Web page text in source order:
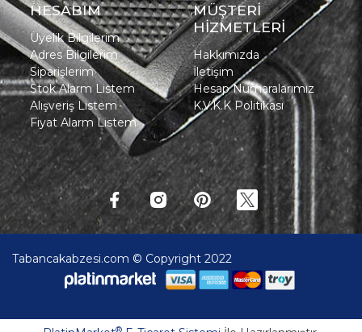
HESABIM
Üyelik Bilgilerim
Adres Bilgilerim
Siparişlerim
Stok Alarm Listem
Alışveriş Listem
Fiyat Alarm Listem
MÜŞTERİ
HİZMETLERİ
Hakkımızda
İletişim
Hesap Numaralarımız
K.V.K.K Politikası
Tabancakabzesi.com © Copyright 2022
®